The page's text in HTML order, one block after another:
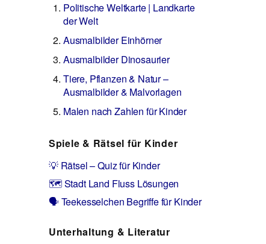
Politische Weltkarte | Landkarte
der Welt
Ausmalbilder Einhörner
Ausmalbilder Dinosaurier
Tiere, Pflanzen & Natur –
Ausmalbilder & Malvorlagen
Malen nach Zahlen für Kinder
Spiele & Rätsel für Kinder
💡 Rätsel – Quiz für Kinder
🗺️ Stadt Land Fluss Lösungen
🗣️ Teekesselchen Begriffe für Kinder
Unterhaltung & Literatur